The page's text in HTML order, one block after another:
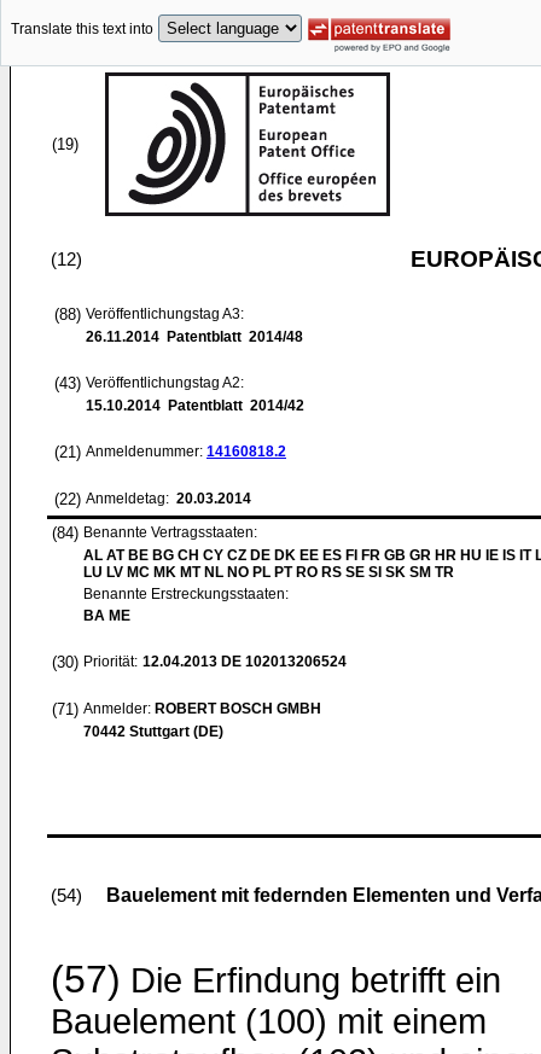
Translate this text into
(19)
(12)
(88) Veröffentlichungstag A3:
26.11.2014 Patentblatt 2014/48
(43) Veröffentlichungstag A2:
15.10.2014 Patentblatt 2014/42
(21) Anmeldenummer: 14160818.2
(22) Anmeldetag: 20.03.2014
(84) Benannte Vertragsstaaten:
AL AT BE BG CH CY CZ DE DK EE ES FI FR GB GR HR HU IE IS IT
LU LV MC MK MT NL NO PL PT RO RS SE SI SK SM TR
Benannte Erstreckungsstaaten:
BA ME
(30) Priorität: 12.04.2013 DE 102013206524
(71) Anmelder: ROBERT BOSCH GMBH
70442 Stuttgart (DE)
(54) Bauelement mit federnden Elementen und
(57) Die Erfindung betrifft ein
Bauelement (100) mit einem